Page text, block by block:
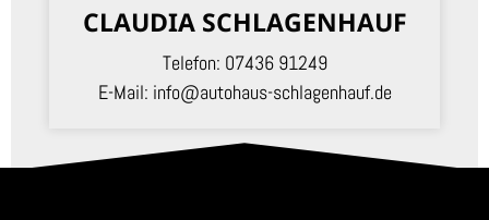
CLAUDIA SCHLAGENHAUF
Telefon: 07436 91249
E-Mail: info@autohaus-schlagenhauf.de